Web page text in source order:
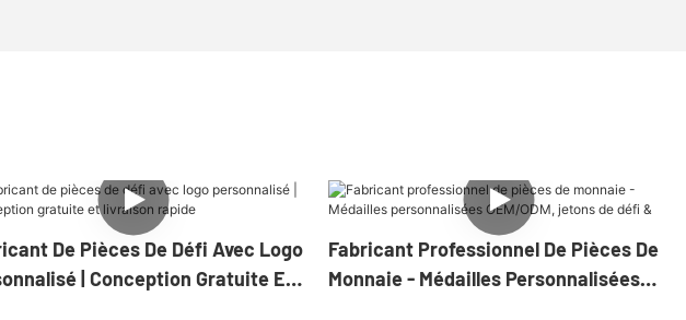
De Pièces De Défi Avec Logo
| Conception Gratuite Et
Fabricant Professionnel De Pièces De
Monnaie - Médailles Personnalisées